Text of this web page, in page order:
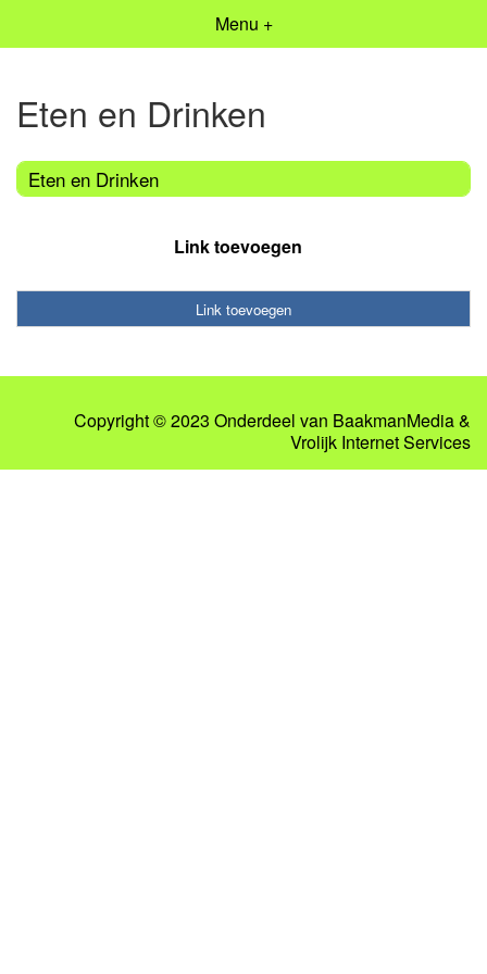
Menu +
Eten en Drinken
Eten en Drinken
Link toevoegen
Link toevoegen
Copyright © 2023 Onderdeel van BaakmanMedia&
Vrolijk Internet Services